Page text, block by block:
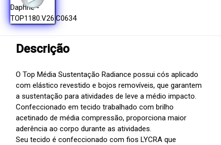
Descrição
O Top Média Sustentação Radiance possui cós aplicado
com elástico revestido e bojos removíveis, que garantem
a sustentação para atividades de leve a médio impacto.
Confeccionado em tecido trabalhado com brilho
acetinado de média compressão, proporciona maior
aderência ao corpo durante as atividades.
Seu tecido é confeccionado com fios LYCRA que